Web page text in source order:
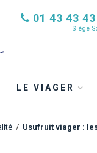
01 43 43
Siège
LE VIAGER
/ Usufruit viager :